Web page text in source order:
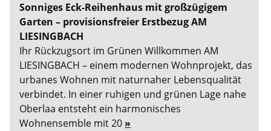
Sonniges Eck-Reihenhaus mit großzügigem
Garten – provisionsfreier Erstbezug AM
LIESINGBACH
Ihr Rückzugsort im Grünen Willkommen AM
LIESINGBACH – einem modernen Wohnprojekt, das
urbanes Wohnen mit naturnaher Lebensqualität
verbindet. In einer ruhigen und grünen Lage nahe
Oberlaa entsteht ein harmonisches
Wohnensemble mit 20 »